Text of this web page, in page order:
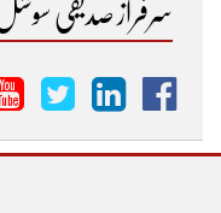
سرفراز صدیقی سوشل